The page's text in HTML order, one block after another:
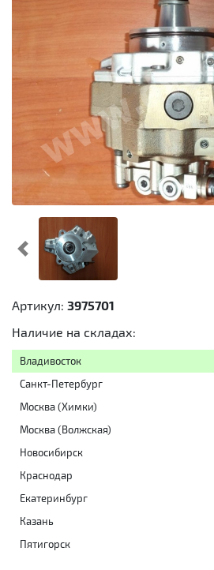
Предыдущий
Артикул: 3975701
Наличие на складах:
Владивосток
Санкт-Петербург
Москва (Химки)
Москва (Волжская)
Новосибирск
Краснодар
Екатеринбург
Казань
Пятигорск